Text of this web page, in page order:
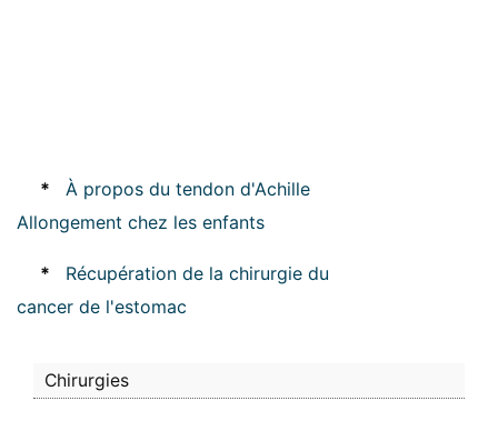
*
À propos du tendon d'Achille
Allongement chez les enfants
*
Récupération de la chirurgie du
cancer de l'estomac
Chirurgies